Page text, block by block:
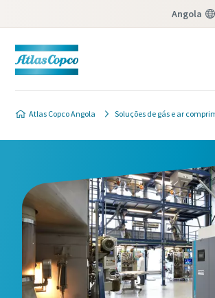
Angola
Atlas Copco Angola Soluções de gás e ar